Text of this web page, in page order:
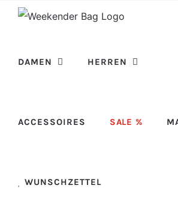
Skip
DAMEN HERREN
ACCESSOIRES SALE %
WUNSCHZETTEL